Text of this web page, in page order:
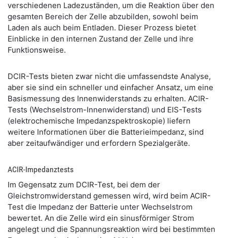
verschiedenen Ladezuständen, um die Reaktion über den
gesamten Bereich der Zelle abzubilden, sowohl beim
Laden als auch beim Entladen. Dieser Prozess bietet
Einblicke in den internen Zustand der Zelle und ihre
Funktionsweise.
DCIR-Tests bieten zwar nicht die umfassendste Analyse,
aber sie sind ein schneller und einfacher Ansatz, um eine
Basismessung des Innenwiderstands zu erhalten. ACIR-
Tests (Wechselstrom-Innenwiderstand) und EIS-Tests
(elektrochemische Impedanzspektroskopie) liefern
weitere Informationen über die Batterieimpedanz, sind
aber zeitaufwändiger und erfordern Spezialgeräte.
ACIR-Impedanztests
Im Gegensatz zum DCIR-Test, bei dem der
Gleichstromwiderstand gemessen wird, wird beim ACIR-
Test die Impedanz der Batterie unter Wechselstrom
bewertet. An die Zelle wird ein sinusförmiger Strom
angelegt und die Spannungsreaktion wird bei bestimmten